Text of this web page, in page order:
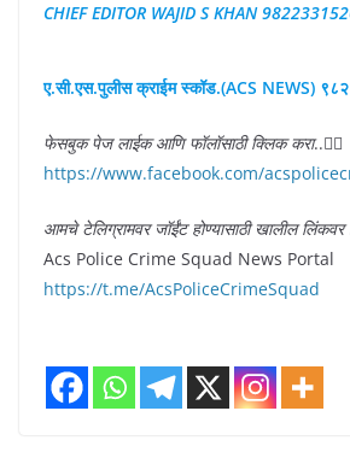
CHIEF EDITOR WAJID S KHAN
ए.सी.एस.पुलीस क्राईम स्कॉड.(ACS NEWS)
फेसबुक पेज लाईक आणि फॉलॉसाठी क्लिक करा..👇🏻
https://www.facebook.com/
आमचे टेलिग्रामवर जॉईंट होण्यासाठी खालील
Acs Police Crime Squad News Portal
https://t.me/AcsPoliceCrimeSquad